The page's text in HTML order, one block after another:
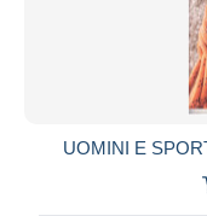
UOMINI E